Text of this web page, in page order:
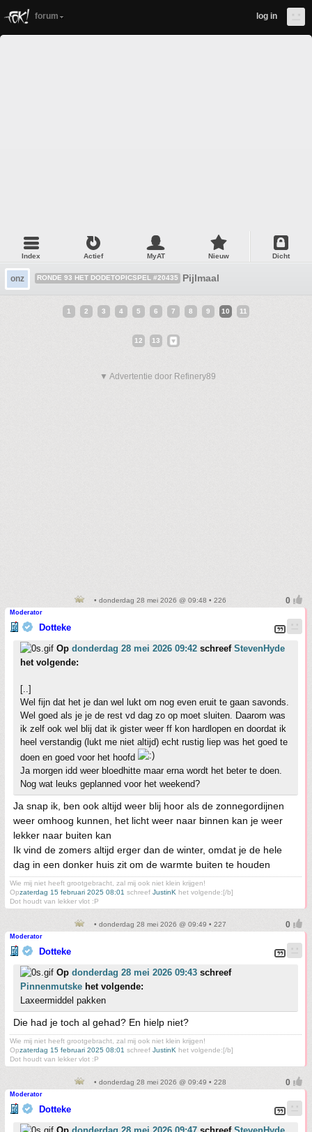
forum log in
Index Actief MyAT Nieuw Dicht
onz RONDE 93 HET DODETOPICSPEL #20435 Pijlmaal
1 2 3 4 5 6 7 8 9 10 11
12 13
▼ Advertentie door Refinery89
• donderdag 28 mei 2026 @ 09:48 • 226
Moderator
Dotteke
Op donderdag 28 mei 2026 09:42 schreef StevenHyde
het volgende:
[..]
Wel fijn dat het je dan wel lukt om nog even eruit te gaan savonds.
Wel goed als je je de rest vd dag zo op moet sluiten. Daarom was
ik zelf ook wel blij dat ik gister weer ff kon hardlopen en doordat ik
heel verstandig (lukt me niet altijd) echt rustig liep was het goed te
doen en goed voor het hoofd
Ja morgen idd weer bloedhitte maar erna wordt het beter te doen.
Nog wat leuks geplanned voor het weekend?
Ja snap ik, ben ook altijd weer blij hoor als de zonnegordijnen
weer omhoog kunnen, het licht weer naar binnen kan je weer
lekker naar buiten kan
Ik vind de zomers altijd erger dan de winter, omdat je de hele
dag in een donker huis zit om de warmte buiten te houden
Wie mij niet heeft grootgebracht, zal mij ook niet klein krijgen!
Opzaterdag 15 februari 2025 08:01 schreef JustinK het volgende:[/b]
Dot houdt van lekker vlot :P
• donderdag 28 mei 2026 @ 09:49 • 227
Moderator
Dotteke
Op donderdag 28 mei 2026 09:43 schreef
Pinnenmutske het volgende:
Laxeermiddel pakken
Die had je toch al gehad? En hielp niet?
Wie mij niet heeft grootgebracht, zal mij ook niet klein krijgen!
Opzaterdag 15 februari 2025 08:01 schreef JustinK het volgende:[/b]
Dot houdt van lekker vlot :P
• donderdag 28 mei 2026 @ 09:49 • 228
Moderator
Dotteke